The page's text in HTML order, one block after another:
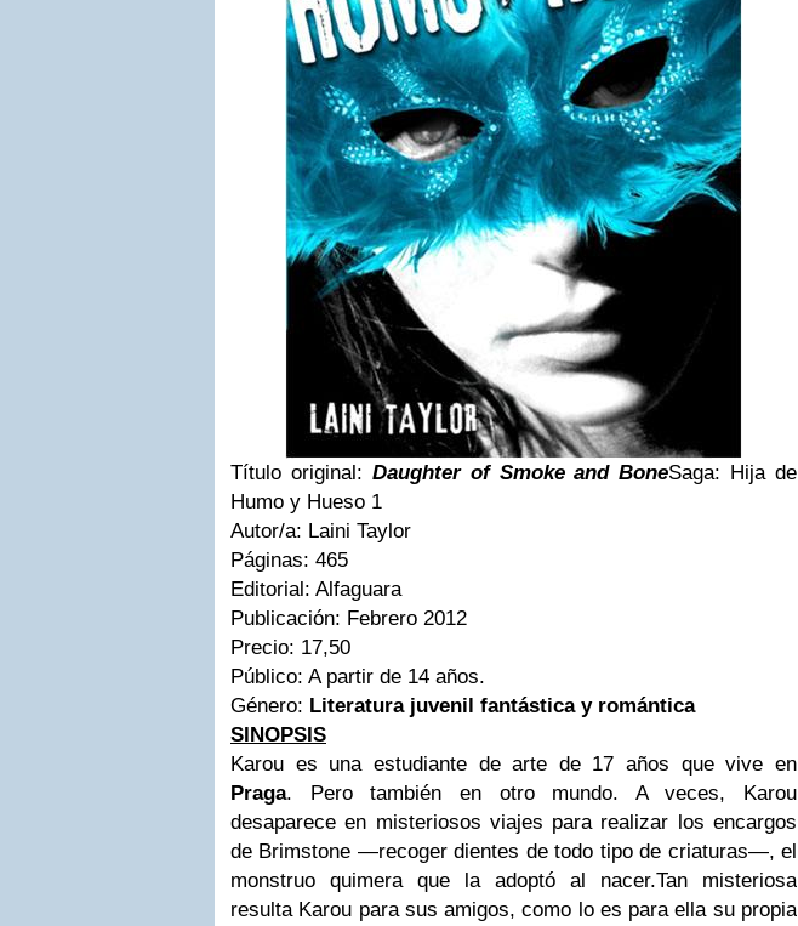
Título original: Daughter of Smoke and BoneSaga: Hija de
Humo y Hueso 1
Autor/a: Laini Taylor
Páginas: 465
Editorial: Alfaguara
Publicación: Febrero 2012
Precio: 17,50
Público: A partir de 14 años.
Género: Literatura juvenil fantástica y romántica
SINOPSIS
Karou es una estudiante de arte de 17 años que vive en
Praga. Pero también en otro mundo. A veces, Karou
desaparece en misteriosos viajes para realizar los encargos
de Brimstone —recoger dientes de todo tipo de criaturas—, el
monstruo quimera que la adoptó al nacer.Tan misteriosa
resulta Karou para sus amigos, como lo es para ella su propia